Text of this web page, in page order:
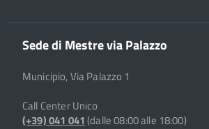
Sede di Mestre via Palazzo
Municipio, Via Palazzo 1
Call Center Unico
(+39) 041 041(dalle 08:00 alle 18:00)